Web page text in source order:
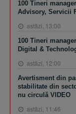
100 Tineri
Advisory, Servicii
astăzi, 13:00
100 Tineri
Digital &
astăzi, 12:00
Avertisment din
stabilitate din
nu circulă VIDEO
astăzi, 11:46